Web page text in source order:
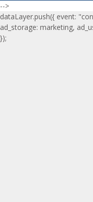
-->
dataLayer.push({ event:
ad_storage: marketing,
});